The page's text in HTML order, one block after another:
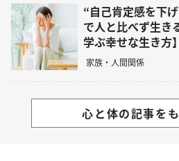
“自己肯定感を下
で人と比べず生き
学ぶ幸せな生き方】
家族・人間関係
心と体の記事を